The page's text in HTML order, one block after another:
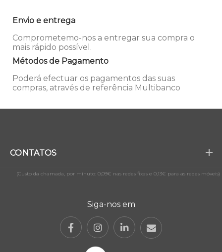
Envio e entrega
Comprometemo-nos a entregar sua compra o
mais rápido possível.
Métodos de Pagamento
Poderá efectuar os pagamentos das suas
compras, através de referência Multibanco
CONTATOS
(Custo da chamada, por minuto: 0,09€ nas redes fixas e 0,13€ para as redes móveis)
Siga-nos em